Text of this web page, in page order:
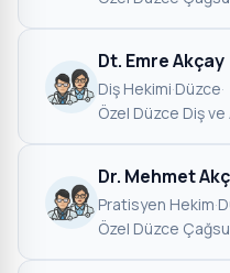
Dt. Emre Akçay
Diş Hekimi·Düzce·
Özel Düzce Diş ve
Dr. Mehmet
Pratisyen Hekim·
Özel Düzce